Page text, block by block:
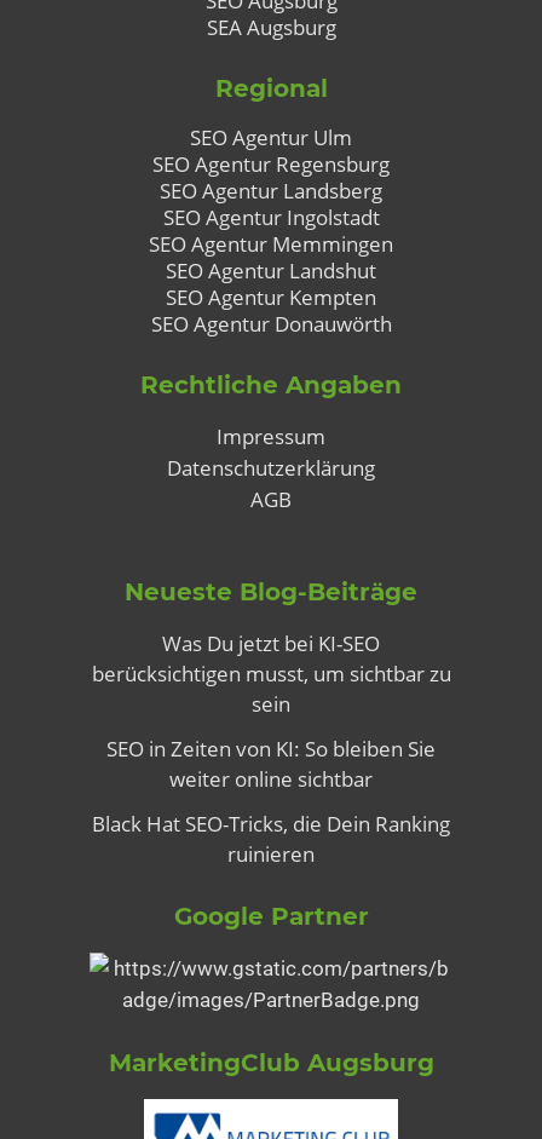
SEA Augsburg
Regional
SEO Agentur Ulm
SEO Agentur Regensburg
SEO Agentur Landsberg
SEO Agentur Ingolstadt
SEO Agentur Memmingen
SEO Agentur Landshut
SEO Agentur Kempten
SEO Agentur Donauwörth
Rechtliche Angaben
Impressum
Datenschutzerklärung
AGB
Neueste Blog-Beiträge
Was Du jetzt bei KI-SEO
berücksichtigen musst, um sichtbar zu
sein
SEO in Zeiten von KI: So bleiben Sie
weiter online sichtbar
Black Hat SEO-Tricks, die Dein Ranking
ruinieren
Google Partner
MarketingClub Augsburg